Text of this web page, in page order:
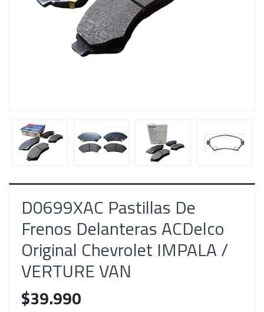
D0699XAC Pastillas De
Frenos Delanteras ACDelco
Original Chevrolet IMPALA /
VERTURE VAN
$39.990